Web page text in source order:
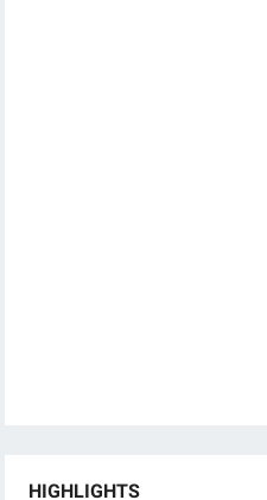
HIGHLIGHTS